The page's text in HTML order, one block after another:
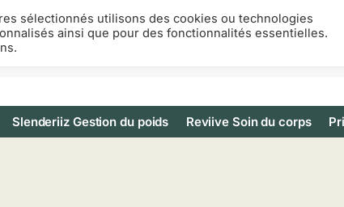
Slenderiiz Gestion du poids Reviive Soin du corps
sélectionnés utilisons des cookies ou technologies
ainsi que pour des fonctionnalités essentielles.